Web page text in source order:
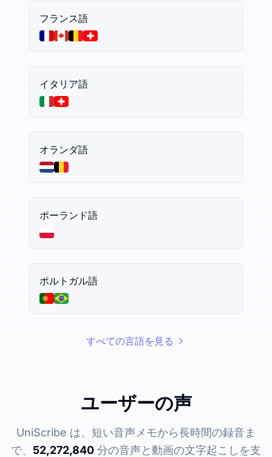
フランス語
イタリア語
オランダ語
ポーランド語
ポルトガル語
すべての言語を見る
ユーザーの声
UniScribe は、短い音声メモから長時間の録音ま
で、 52,272,840 分の音声と動画の文字起こしを支